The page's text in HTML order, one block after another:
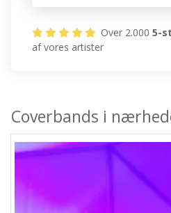
Over 2.0005-
af vores artister
Coverbands i